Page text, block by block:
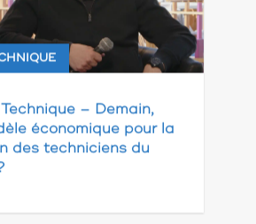
– Demain,
économique pour la
des techniciens du